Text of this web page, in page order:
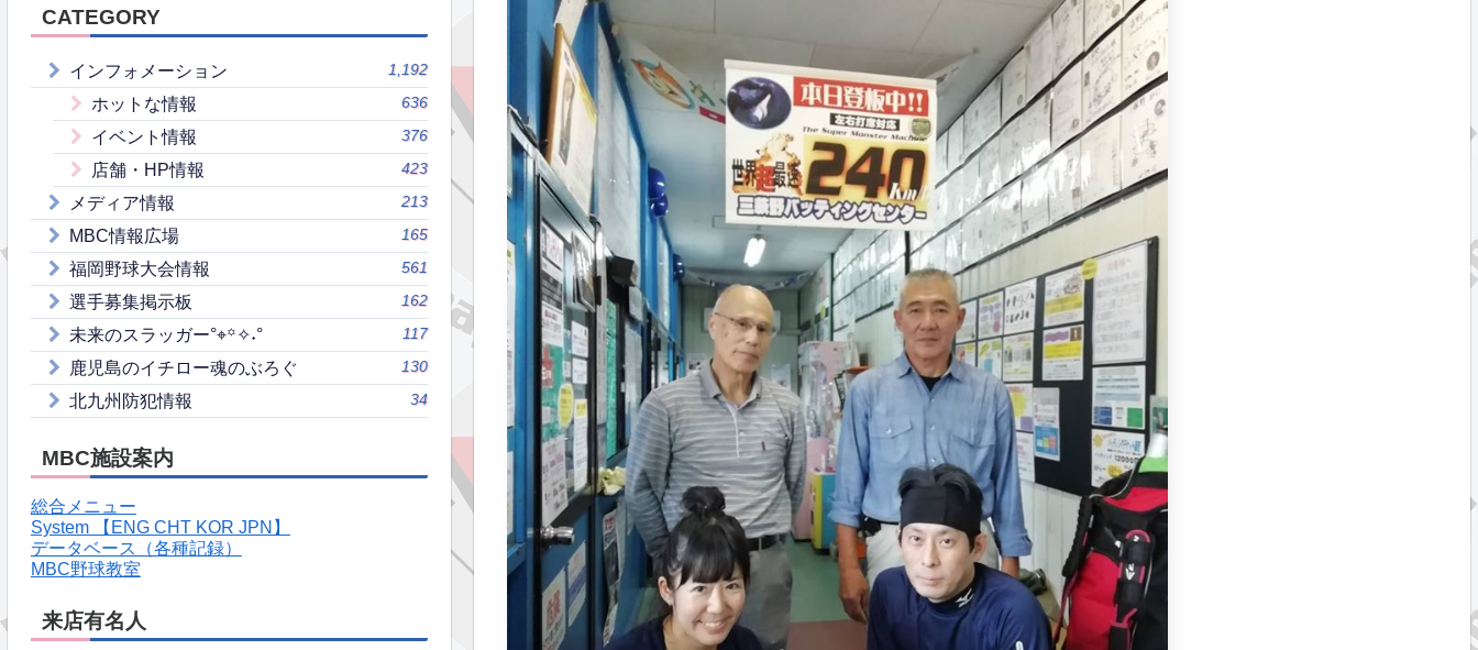
CATEGORY
インフォメーション 1,192
ホットな情報 636
イベント情報 376
店舗・HP情報 423
メディア情報 213
MBC情報広場 165
福岡野球大会情報 561
選手募集掲示板 162
未来のスラッガー°⌖꙳✧˖° 117
鹿児島のイチロー魂のぶろぐ 130
北九州防犯情報 34
MBC施設案内
総合メニュー
System 【ENG CHT KOR JPN】
データベース（各種記録）
MBC野球教室
来店有名人